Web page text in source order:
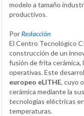
modelo a tamaño
productivos.
PorRedacción
El Centro Tecnológico
construcción de un
fusión de frita cerámica,
operativas. Este
europeo eLITHE, cuyo
cerámica mediante la
tecnologías eléctricas
temperaturas.